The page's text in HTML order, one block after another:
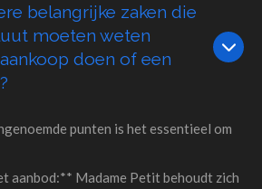
belangrijke zaken die
moeten weten
doen of een
punten is het essentieel om
aanbod:** Madame Petit behoudt zich